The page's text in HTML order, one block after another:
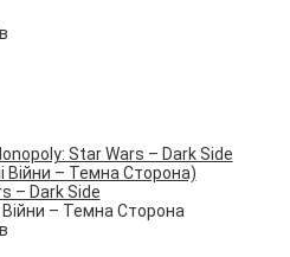
– Dark Side
Війни – Темна Сторона